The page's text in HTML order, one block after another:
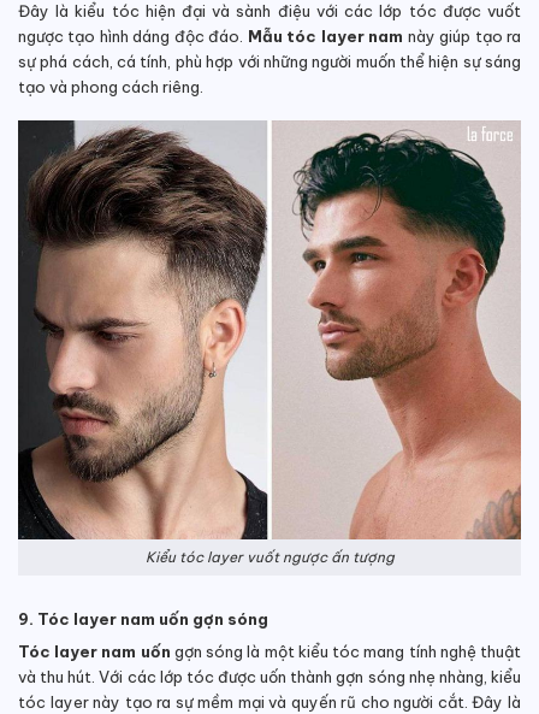
Đây là kiểu tóc hiện đại và sành điệu với các lớp tóc được vuốt
ngược tạo hình dáng độc đáo. Mẫu tóc layer nam này giúp tạo ra
sự phá cách, cá tính, phù hợp với những người muốn thể hiện sự sáng
tạo và phong cách riêng.
Kiểu tóc layer vuốt ngược ấn tượng
9. Tóc layer nam uốn gợn sóng
Tóc layer nam uốn gợn sóng là một kiểu tóc mang tính nghệ thuật
và thu hút. Với các lớp tóc được uốn thành gợn sóng nhẹ nhàng, kiểu
tóc layer này tạo ra sự mềm mại và quyến rũ cho người cắt. Đây là